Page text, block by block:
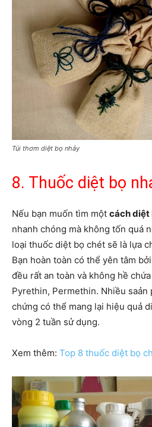
Túi thơm diệt bọ nhảy
8. Thuốc diệt bọ
Nếu bạn muốn tìm một cách diệt
nhanh chóng mà không tốn quá
loại thuốc diệt bọ chét sẽ là lựa
Bạn hoàn toàn có thể yên tâm
đều rất an toàn và không hề
Pyrethin, Permethin. Nhiều saản
chứng có thể mang lại hiệu quả
vòng 2 tuần sử dụng.
Xem thêm: Top 8 thuốc diệt bọ